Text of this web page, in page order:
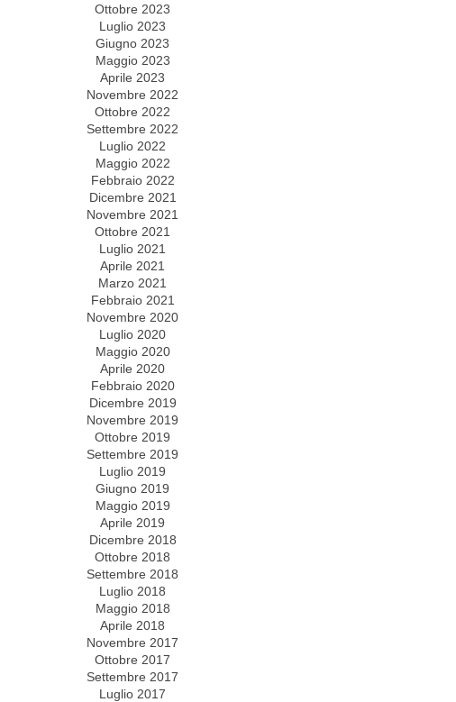
Ottobre 2023
Luglio 2023
Giugno 2023
Maggio 2023
Aprile 2023
Novembre 2022
Ottobre 2022
Settembre 2022
Luglio 2022
Maggio 2022
Febbraio 2022
Dicembre 2021
Novembre 2021
Ottobre 2021
Luglio 2021
Aprile 2021
Marzo 2021
Febbraio 2021
Novembre 2020
Luglio 2020
Maggio 2020
Aprile 2020
Febbraio 2020
Dicembre 2019
Novembre 2019
Ottobre 2019
Settembre 2019
Luglio 2019
Giugno 2019
Maggio 2019
Aprile 2019
Dicembre 2018
Ottobre 2018
Settembre 2018
Luglio 2018
Maggio 2018
Aprile 2018
Novembre 2017
Ottobre 2017
Settembre 2017
Luglio 2017